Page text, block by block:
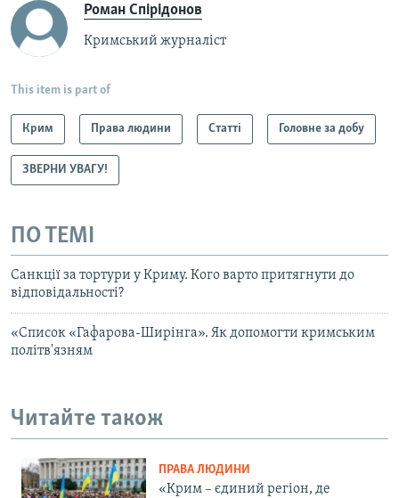
Роман Спірідонов
Кримський журналіст
This item is part of
Крим Права людини Статті Головне за добу
ЗВЕРНИ УВАГУ!
ПО ТЕМІ
Санкції за тортури у Криму. Кого варто притягнути до
відповідальності?
«Список «Гафарова-Ширінга». Як допомогти кримським
політв'язням
Читайте також
ПРАВА ЛЮДИНИ
«Крим – єдиний регіон, де